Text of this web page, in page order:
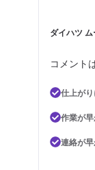
ダイハツ
コメント
仕上が
作業が
連絡が